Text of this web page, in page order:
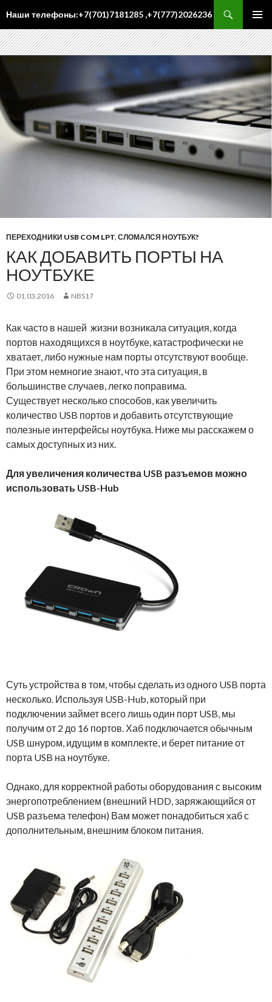
Наши телефоны:+7(701)7181285 ,+7(777)2026236
К
СОДЕРЖИМОМУ
ПЕРЕХОДНИКИ USB COM LPT, СЛОМАЛСЯ НОУТБУК?
КАК ДОБАВИТЬ ПОРТЫ НА
НОУТБУКЕ
01.03.2016 NBS17
Как часто в нашей жизни возникала ситуация, когда
портов находящихся в ноутбуке, катастрофически не
хватает, либо нужные нам порты отсутствуют вообще.
При этом немногие знают, что эта ситуация, в
большинстве случаев, легко поправима.
Существует несколько способов, как увеличить
количество USB портов и добавить отсутствующие
полезные интерфейсы ноутбука. Ниже мы расскажем о
самых доступных из них.
Для увеличения количества USB разъемов можно
использовать USB-Hub
Суть устройства в том, чтобы сделать из одного USB порта
несколько. Используя USB-Hub, который при
подключении займет всего лишь один порт USB, мы
получим от 2 до 16 портов. Хаб подключается обычным
USB шнуром, идущим в комплекте, и берет питание от
порта USB на ноутбуке.
Однако, для корректной работы оборудования с высоким
энергопотреблением (внешний HDD, заряжающийся от
USB разъема телефон) Вам может понадобиться хаб с
дополнительным, внешним блоком питания.